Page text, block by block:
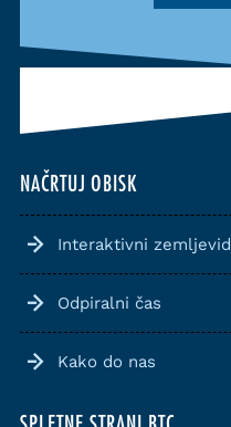
NAČRTUJ OBISK
Interaktivni zemljevid
Odpiralni čas
Kako do nas